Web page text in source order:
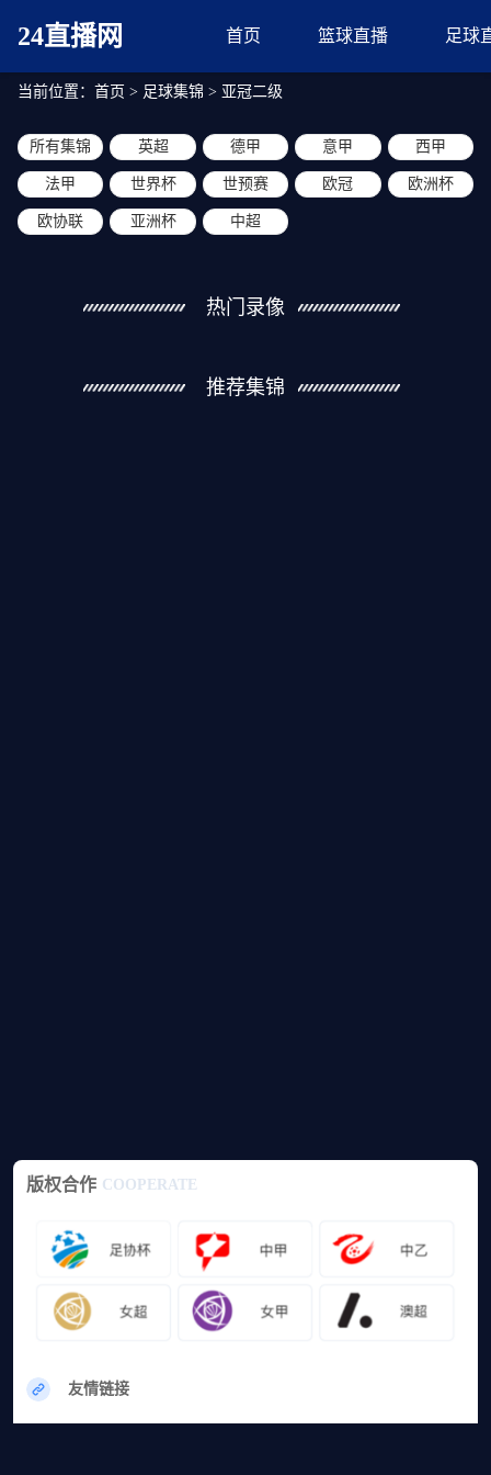
24直播网 首页 篮球直播 足球
当前位置： 首页 > 足球集锦 > 亚冠二级
所有集锦 英超 德甲 意甲 西甲
法甲 世界杯 世预赛 欧冠 欧洲杯
欧协联 亚洲杯 中超
热门录像
推荐集锦
版权合作 COOPERATE
友情链接